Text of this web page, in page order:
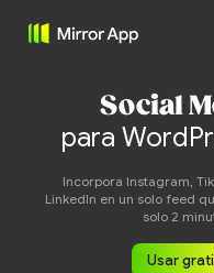
Social
para
Incorpora Instagram,
LinkedIn en un solo feed
solo 2
Usar